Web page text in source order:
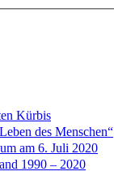
Kürbis
des Menschen“
am 6. Juli 2020
1990 – 2020